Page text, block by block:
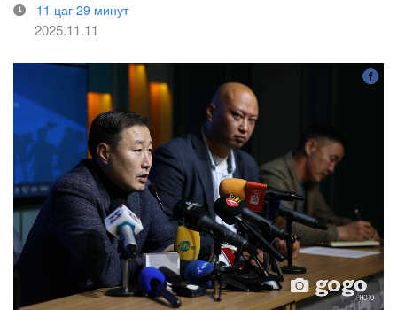
11 цаг 29 минут
2025.11.11